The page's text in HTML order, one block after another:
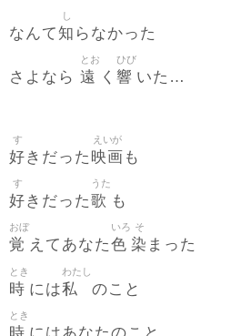
なんて知
し
らなかった
さよなら 遠
とお
く 響
ひび
いた…
好
す
きだった 映画
えいが
も
好
す
きだった歌
うた
も
覚
おぼ
えてあなた色
いろ
染
そ
まった
時
とき
には私
わたし
のこと
とき